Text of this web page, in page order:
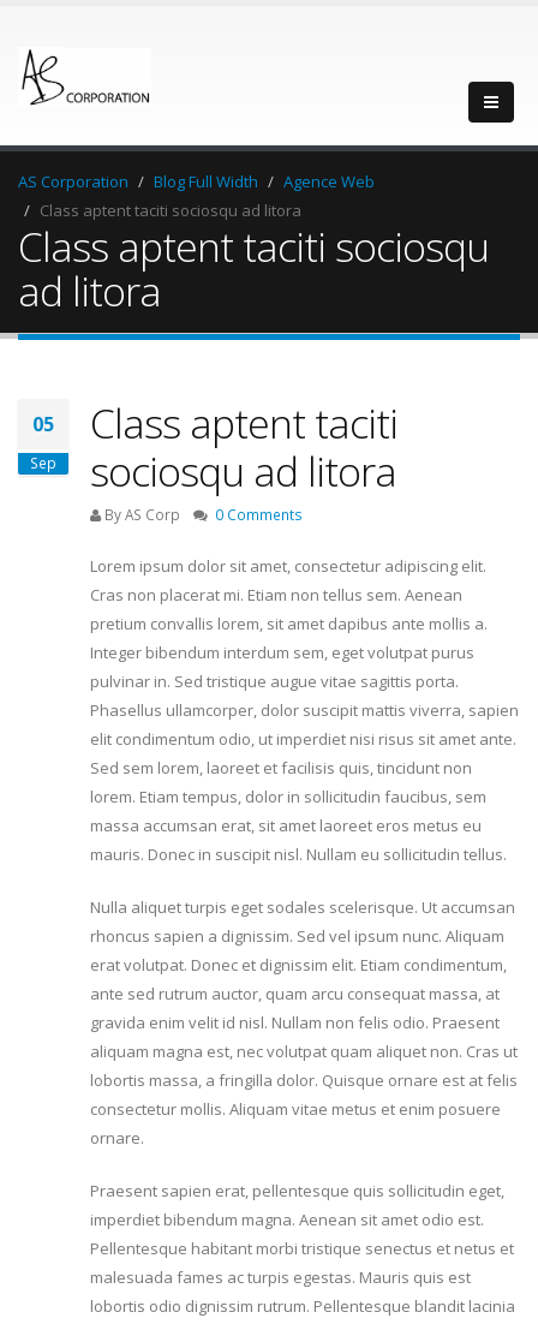
AS Corporation Blog Full Width
Agence Web
Class aptent taciti sociosqu ad litora
Class aptent taciti sociosqu
ad litora
05
Sep
Class aptent taciti
sociosqu ad litora
By AS Corp 0 Comments
Lorem ipsum dolor sit amet, consectetur adipiscing elit.
Cras non placerat mi. Etiam non tellus sem. Aenean
pretium convallis lorem, sit amet dapibus ante mollis a.
Integer bibendum interdum sem, eget volutpat purus
pulvinar in. Sed tristique augue vitae sagittis porta.
Phasellus ullamcorper, dolor suscipit mattis viverra, sapien
elit condimentum odio, ut imperdiet nisi risus sit amet ante.
Sed sem lorem, laoreet et facilisis quis, tincidunt non
lorem. Etiam tempus, dolor in sollicitudin faucibus, sem
massa accumsan erat, sit amet laoreet eros metus eu
mauris. Donec in suscipit nisl. Nullam eu sollicitudin tellus.
Nulla aliquet turpis eget sodales scelerisque. Ut accumsan
rhoncus sapien a dignissim. Sed vel ipsum nunc. Aliquam
erat volutpat. Donec et dignissim elit. Etiam condimentum,
ante sed rutrum auctor, quam arcu consequat massa, at
gravida enim velit id nisl. Nullam non felis odio. Praesent
aliquam magna est, nec volutpat quam aliquet non. Cras ut
lobortis massa, a fringilla dolor. Quisque ornare est at felis
consectetur mollis. Aliquam vitae metus et enim posuere
ornare.
Praesent sapien erat, pellentesque quis sollicitudin eget,
imperdiet bibendum magna. Aenean sit amet odio est.
Pellentesque habitant morbi tristique senectus et netus et
malesuada fames ac turpis egestas. Mauris quis est
lobortis odio dignissim rutrum. Pellentesque blandit lacinia